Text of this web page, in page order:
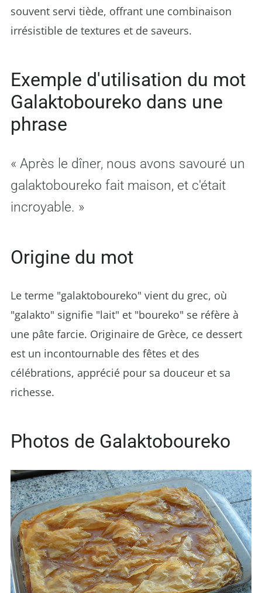
souvent servi tiède, offrant une combinaison
irrésistible de textures et de saveurs.
Exemple d'utilisation du mot
Galaktoboureko dans une
phrase
« Après le dîner, nous avons savouré un
galaktoboureko fait maison, et c'était
incroyable. »
Origine du mot
Le terme "galaktoboureko" vient du grec, où
"galakto" signifie "lait" et "boureko" se réfère à
une pâte farcie. Originaire de Grèce, ce dessert
est un incontournable des fêtes et des
célébrations, apprécié pour sa douceur et sa
richesse.
Photos de Galaktoboureko